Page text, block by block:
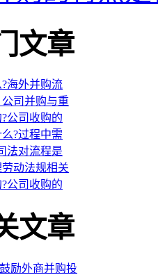
文章
海外并购流
司并购与重
公司收购的
?过程中需
法对流程是
动法规相关
公司收购的
文章
励外商并购投